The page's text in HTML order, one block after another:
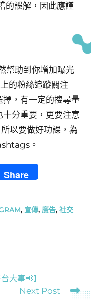
的誤解，因此應謹
助到你增加曝光
的粉絲追蹤關注
，有一定的搜尋量
分重要，更要注意
以要做好功課，為
。
Share
, 宣傳, 廣告, 社交
大事📢】
Next Post